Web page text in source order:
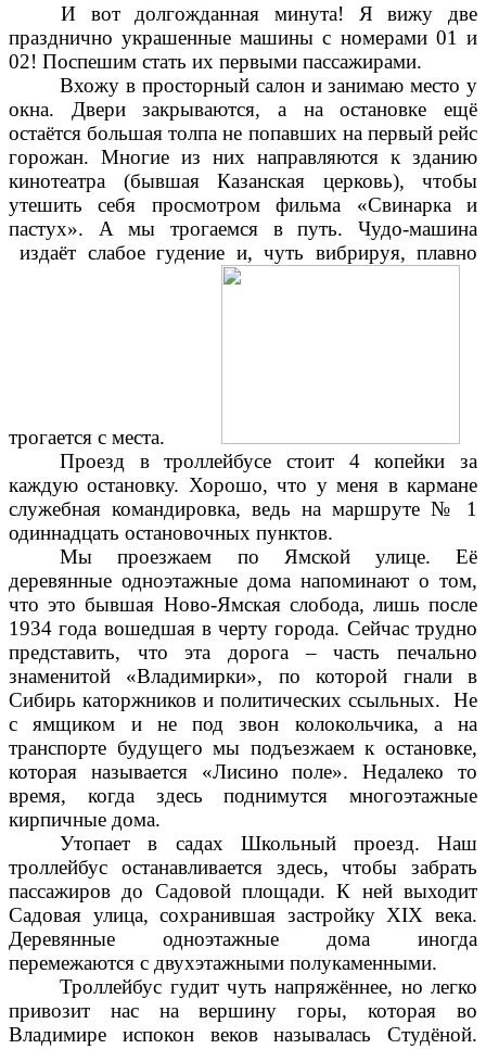
И вот долгожданная минута! Я вижу две
празднично украшенные машины с номерами 01 и
02! Поспешим стать их первыми пассажирами.
Вхожу в просторный салон и занимаю место у
окна. Двери закрываются, а на остановке ещё
остаётся большая толпа не попавших на первый рейс
горожан. Многие из них направляются к зданию
кинотеатра (бывшая Казанская церковь), чтобы
утешить себя просмотром фильма «Свинарка и
пастух». А мы трогаемся в путь. Чудо-машина
издаёт слабое гудение и, чуть вибрируя, плавно
трогается с места.
Проезд в троллейбусе стоит 4 копейки за
каждую остановку. Хорошо, что у меня в кармане
служебная командировка, ведь на маршруте № 1
одиннадцать остановочных пунктов.
Мы проезжаем по Ямской улице. Её
деревянные одноэтажные дома напоминают о том,
что это бывшая Ново-Ямская слобода, лишь после
1934 года вошедшая в черту города. Сейчас трудно
представить, что эта дорога – часть печально
знаменитой «Владимирки», по которой гнали в
Сибирь каторжников и политических ссыльных. Не
с ямщиком и не под звон колокольчика, а на
транспорте будущего мы подъезжаем к остановке,
которая называется «Лисино поле». Недалеко то
время, когда здесь поднимутся многоэтажные
кирпичные дома.
Утопает в садах Школьный проезд. Наш
троллейбус останавливается здесь, чтобы забрать
пассажиров до Садовой площади. К ней выходит
Садовая улица, сохранившая застройку XIX века.
Деревянные одноэтажные дома иногда
перемежаются с двухэтажными полукаменными.
Троллейбус гудит чуть напряжённее, но легко
привозит нас на вершину горы, которая во
Владимире испокон веков называлась Студёной.